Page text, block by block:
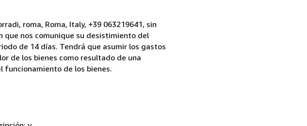
roma, Roma, Italy, +39 063219641, sin
que nos comunique su desistimiento del
de 14 días. Tendrá que asumir los gastos
de los bienes como resultado de una
funcionamiento de los bienes.